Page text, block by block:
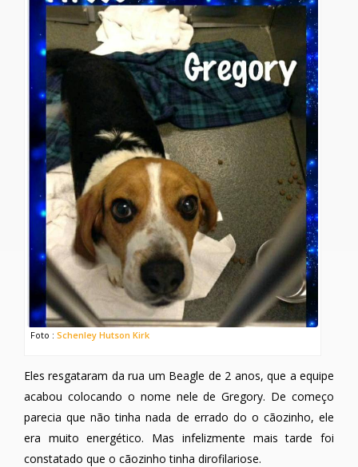
Foto : Schenley Hutson Kirk
Eles resgataram da rua um Beagle de 2 anos, que a equipe
acabou colocando o nome nele de Gregory. De começo
parecia que não tinha nada de errado do o cãozinho, ele
era muito energético. Mas infelizmente mais tarde foi
constatado que o cãozinho tinha dirofilariose.